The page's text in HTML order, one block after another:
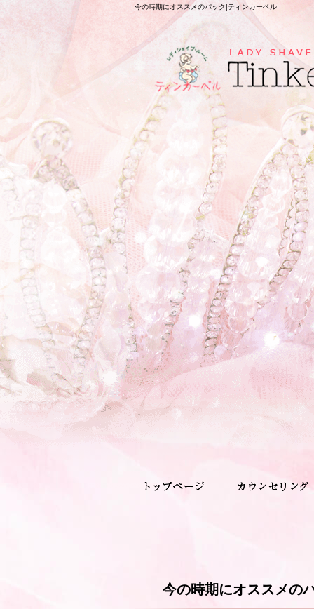
今の時期にオススメのパック|ティンカーベル
今の時期にオススメの